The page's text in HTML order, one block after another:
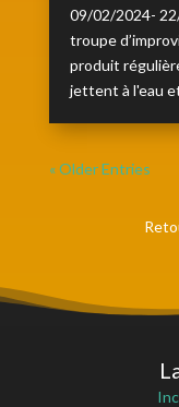
09/02/2024-
troupe
produit
jettent à l'eau
« Older Entries